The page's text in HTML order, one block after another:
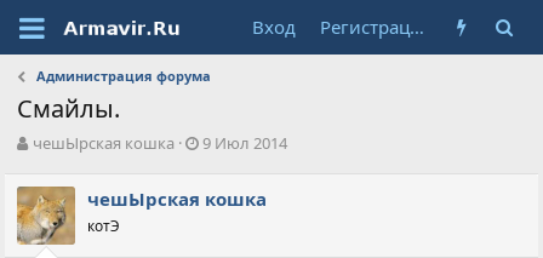
Вход Регистрация
Администрация форума
Смайлы.
А
т
о
р
т
чешЫрская кошка
Д
а
9 Июл 2014
чешЫрская кошка
котЭ